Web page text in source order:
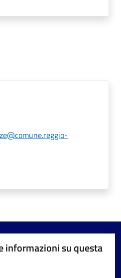
informazioni su questa